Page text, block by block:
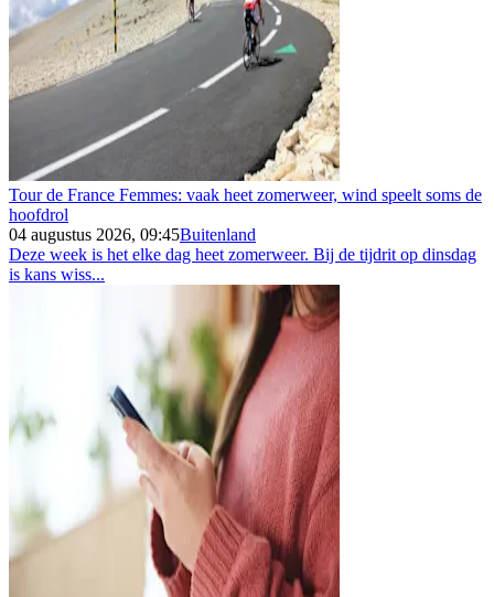
Tour de France Femmes: vaak heet zomerweer, wind speelt soms de
hoofdrol
04 augustus 2026, 09:45Buitenland
Deze week is het elke dag heet zomerweer. Bij de tijdrit op dinsdag
is kans wiss...